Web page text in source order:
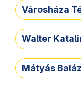
Városháza
Walter
Mátyás